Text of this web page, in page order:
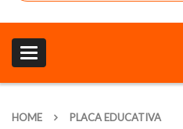
Toggle
navigation
HOME PLACA EDUCATIVA